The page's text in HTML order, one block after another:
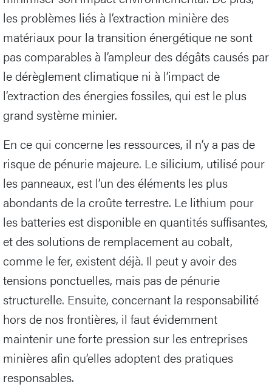
les problèmes liés à l’extraction minière des
matériaux pour la transition énergétique ne sont
pas comparables à l’ampleur des dégâts causés par
le dérèglement climatique ni à l’impact de
l’extraction des énergies fossiles, qui est le plus
grand système minier.
En ce qui concerne les ressources, il n’y a pas de
risque de pénurie majeure. Le silicium, utilisé pour
les panneaux, est l’un des éléments les plus
abondants de la croûte terrestre. Le lithium pour
les batteries est disponible en quantités suffisantes,
et des solutions de remplacement au cobalt,
comme le fer, existent déjà. Il peut y avoir des
tensions ponctuelles, mais pas de pénurie
structurelle. Ensuite, concernant la responsabilité
hors de nos frontières, il faut évidemment
maintenir une forte pression sur les entreprises
minières afin qu’elles adoptent des pratiques
responsables.